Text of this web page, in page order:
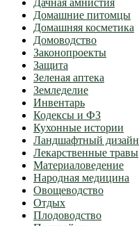
Домашние питомцы
Домашняя косметика
Домоводство
Законопроекты
Защита
Зеленая аптека
Земледелие
Инвентарь
Кодексы и ФЗ
Кухонные истории
Ландшафтный дизайн
Лекарственные травы
Материаловедение
Народная медицина
Овощеводство
Отдых
Плодоводство